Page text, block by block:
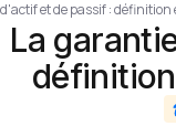
d'actif et de passif :
La